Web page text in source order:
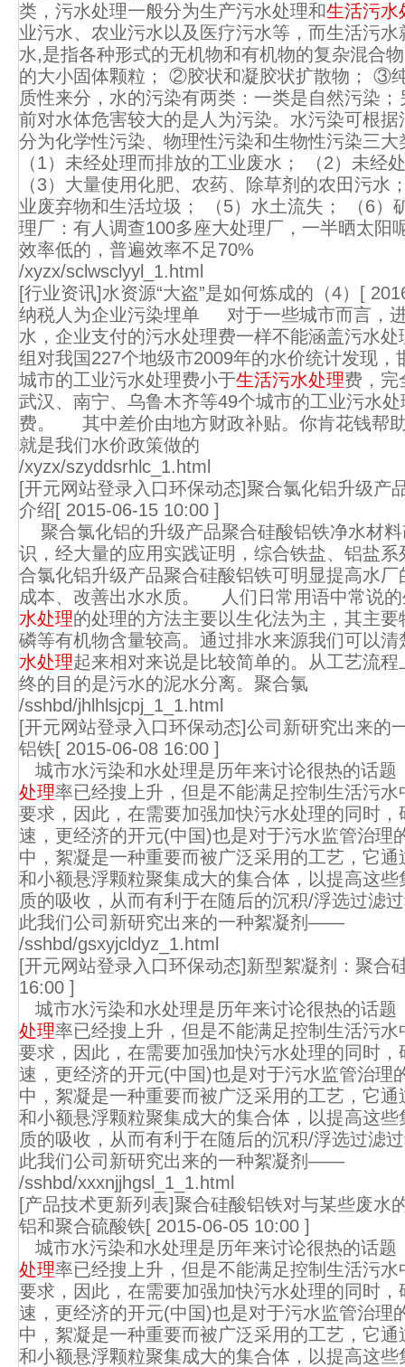
类，污水处理一般分为生产污水处理和生活污水
业污水、农业污水以及医疗污水等，而生活污
水,是指各种形式的无机物和有机物的复杂混合
的大小固体颗粒； ②胶状和凝胶状扩散物；
质性来分，水的污染有两类：一类是自然污染
前对水体危害较大的是人为污染。水污染可根
分为化学性污染、物理性污染和生物性污染三
（1）未经处理而排放的工业废水； （2）未经
（3）大量使用化肥、农药、除草剂的农田污水
业废弃物和生活垃圾； （5）水土流失； （
理厂：有人调查100多座大处理厂，一半晒太阳
效率低的，普遍效率不足70%
/xyzx/sclwsclyyl_1.html
[行业资讯]水资源“大盗”是如何炼成的（4）
[
纳税人为企业污染埋单 对于一些城市而言，
水，企业支付的污水处理费一样不能涵盖污水
组对我国227个地级市2009年的水价统计发现，
城市的工业污水处理费小于生活污水处理费，完
武汉、南宁、乌鲁木齐等49个城市的工业污水
费。 其中差价由地方财政补贴。你肯花钱帮
就是我们水价政策做的
/xyzx/szyddsrhlc_1.html
[开元网站登录入口环保动态]聚合氯化铝升级产
介绍[ 2015-06-15 10:00 ]
聚合氯化铝的升级产品聚合硅酸铝铁净水材
识，经大量的应用实践证明，综合铁盐、铝盐
合氯化铝升级产品聚合硅酸铝铁可明显提高水
成本、改善出水水质。 人们日常用语中常说
水处理的处理的方法主要以生化法为主，其主
磷等有机物含量较高。通过排水来源我们可以清
水处理起来相对来说是比较简单的。从工艺流
终的目的是污水的泥水分离。聚合氯
/sshbd/jhlhlsjcpj_1_1.html
[开元网站登录入口环保动态]公司新研究出来
铝铁[ 2015-06-08 16:00 ]
城市水污染和水处理是历年来讨论很热的话题
处理率已经搜上升，但是不能满足控制生活污
要求，因此，在需要加强加快污水处理的同时
速，更经济的开元(中国)也是对于污水监管治理
中，絮凝是一种重要而被广泛采用的工艺，它
和小额悬浮颗粒聚集成大的集合体，以提高这
质的吸收，从而有利于在随后的沉积/浮选过滤
此我们公司新研究出来的一种絮凝剂——
/sshbd/gsxyjcldyz_1.html
[开元网站登录入口环保动态]新型絮凝剂：聚合
16:00 ]
城市水污染和水处理是历年来讨论很热的话题
处理率已经搜上升，但是不能满足控制生活污
要求，因此，在需要加强加快污水处理的同时
速，更经济的开元(中国)也是对于污水监管治理
中，絮凝是一种重要而被广泛采用的工艺，它
和小额悬浮颗粒聚集成大的集合体，以提高这
质的吸收，从而有利于在随后的沉积/浮选过滤
此我们公司新研究出来的一种絮凝剂——
/sshbd/xxxnjjhgsl_1_1.html
[产品技术更新列表]聚合硅酸铝铁对与某些废水
铝和聚合硫酸铁[ 2015-06-05 10:00 ]
城市水污染和水处理是历年来讨论很热的话题
处理率已经搜上升，但是不能满足控制生活污
要求，因此，在需要加强加快污水处理的同时
速，更经济的开元(中国)也是对于污水监管治理
中，絮凝是一种重要而被广泛采用的工艺，它
和小额悬浮颗粒聚集成大的集合体，以提高这